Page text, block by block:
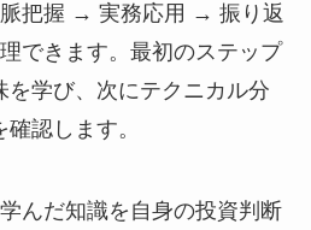
把握 → 実務応用 → 振り返
できます。最初のステップ
を学び、次にテクニカル分
認します。
んだ知識を自身の投資判断